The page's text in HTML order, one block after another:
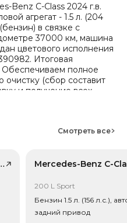
Benz C-Class 2024 г.в.
агрегат - 1.5 л. (204
в связке с
37000 км, машина
цветового исполнения
Итоговая
полное
(сбор составит
и получение всех
полную
2 077 404 ₽, прогноз
для внутреннего рынка
Смотреть все
лот 59148290
200 L Sport
Бензин 1.5 л. (156 л.с.),
задний привод